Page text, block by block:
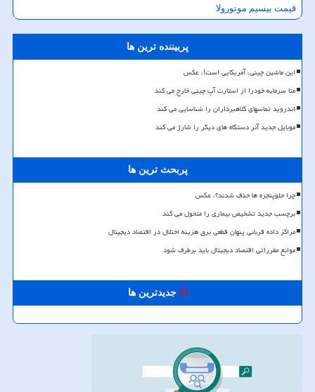
قیمت بیسیم موتورولا
پربیننده ترین ها
این ماشین چینی، آمریکایی است!، عکس
متا سرمایه خودرا از استارت آپ چینی خارج می کند
اندروید تماسهای کلاهبرداران را شناسایی می کند
موبایل جدید آنر دستگاه های دیگر را شارژ می کند
پربحث ترین ها
چرا جلوپنجره ها حذف شدند؟، عکس
برچسب جدید تشخیص بیماری را متحول می کند
مراکز داده قربانی پنهان قطعی برق هزینه اختلال در اقتصاد دیجیتال
موانع مقرراتی اقتصاد دیجیتال باید برطرف شود
جدیدترین ها